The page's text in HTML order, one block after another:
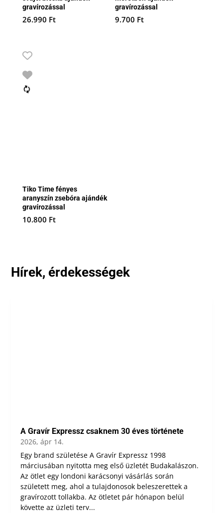
gravírozással
26.990 Ft
gravírozással
9.700 Ft
Tiko Time fényes
aranyszín zsebóra ajándék
gravírozással
10.800 Ft
Hírek, érdekességek
A Gravír Expressz csaknem 30 éves története
2026, ápr 14.
Egy brand születése A Gravír Expressz 1998
márciusában nyitotta meg első üzletét Budakalászon.
Az ötlet egy londoni karácsonyi vásárlás során
született meg, ahol a tulajdonosok beleszerettek a
gravírozott tollakba. Az ötletet pár hónapon belül
követte az üzleti terv...